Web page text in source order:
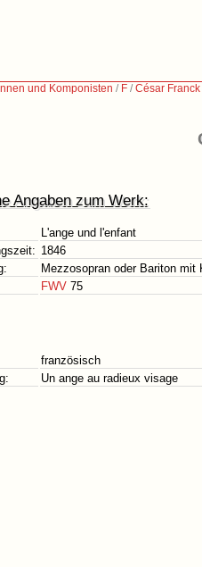
und Komponisten / F /César
Angaben zum Werk:
L'ange und l'enfant
1846
Mezzosopran oder Bariton mit
FWV 75
französisch
Un ange au radieux visage